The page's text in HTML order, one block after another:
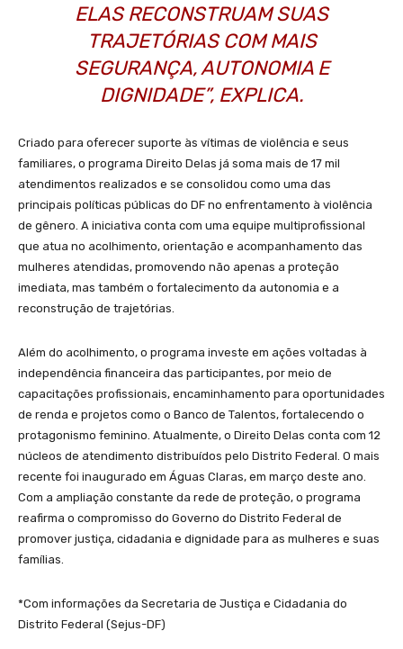
ELAS RECONSTRUAM SUAS
TRAJETÓRIAS COM MAIS
SEGURANÇA, AUTONOMIA E
DIGNIDADE”, EXPLICA.
Criado para oferecer suporte às vítimas de violência e seus
familiares, o programa Direito Delas já soma mais de 17 mil
atendimentos realizados e se consolidou como uma das
principais políticas públicas do DF no enfrentamento à violência
de gênero. A iniciativa conta com uma equipe multiprofissional
que atua no acolhimento, orientação e acompanhamento das
mulheres atendidas, promovendo não apenas a proteção
imediata, mas também o fortalecimento da autonomia e a
reconstrução de trajetórias.
Além do acolhimento, o programa investe em ações voltadas à
independência financeira das participantes, por meio de
capacitações profissionais, encaminhamento para oportunidades
de renda e projetos como o Banco de Talentos, fortalecendo o
protagonismo feminino. Atualmente, o Direito Delas conta com 12
núcleos de atendimento distribuídos pelo Distrito Federal. O mais
recente foi inaugurado em Águas Claras, em março deste ano.
Com a ampliação constante da rede de proteção, o programa
reafirma o compromisso do Governo do Distrito Federal de
promover justiça, cidadania e dignidade para as mulheres e suas
famílias.
*Com informações da Secretaria de Justiça e Cidadania do
Distrito Federal (Sejus-DF)